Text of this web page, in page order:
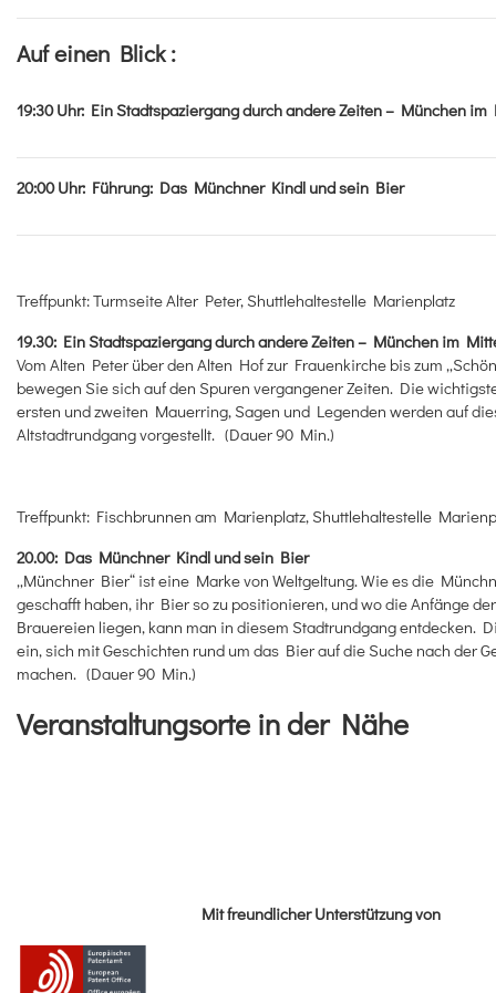
Auf einen Blick :
19:30Uhr: Ein Stadtspaziergang durch andere Zeiten – München im
20:00Uhr: Führung: Das Münchner Kindl und sein Bier
Treffpunkt: Turmseite Alter Peter, Shuttlehaltestelle Marienplatz
19.30: Ein Stadtspaziergang durch andere Zeiten – München im
Vom Alten Peter über den Alten Hof zur Frauenkirche bis zum
bewegen Sie sich auf den Spuren vergangener Zeiten. Die
ersten und zweiten Mauerring, Sagen und Legenden werden auf
Altstadtrundgang vorgestellt. (Dauer 90 Min.)
Treffpunkt: Fischbrunnen am Marienplatz, Shuttlehaltestelle
20.00: Das Münchner Kindl und sein Bier
„Münchner Bier“ ist eine Marke von Weltgeltung. Wie es die
geschafft haben, ihr Bier so zu positionieren, und wo die Anfänge
Brauereien liegen, kann man in diesem Stadtrundgang entdecken.
ein, sich mit Geschichten rund um das Bier auf die Suche nach der
machen. (Dauer 90 Min.)
Veranstaltungsorte in der Nähe
Mit freundlicher Unterstützung von